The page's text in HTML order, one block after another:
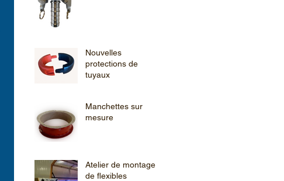
Nouvelles
protections de
tuyaux
Manchettes sur
mesure
Atelier de montage
de flexibles